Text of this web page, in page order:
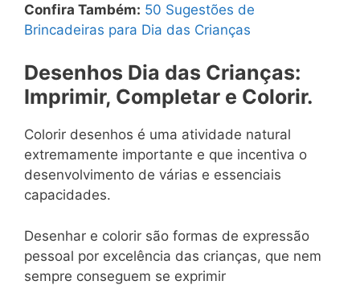
Confira Também: 50 Sugestões de
Brincadeiras para Dia das Crianças
Desenhos Dia das Crianças:
Imprimir, Completar e Colorir.
Colorir desenhos é uma atividade natural
extremamente importante e que incentiva o
desenvolvimento de várias e essenciais
capacidades.
Desenhar e colorir são formas de expressão
pessoal por excelência das crianças, que nem
sempre conseguem se exprimir